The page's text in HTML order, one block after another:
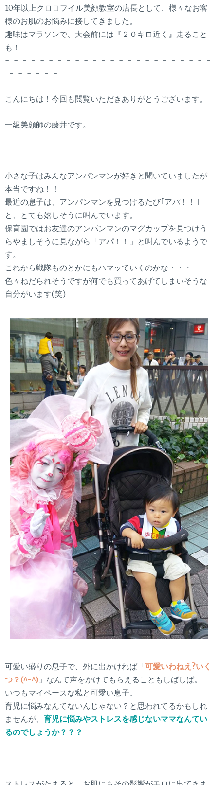
10年以上クロロフイル美顔教室の店長として、様々なお客
様のお肌のお悩みに接してきました。
趣味はマラソンで、大会前には『２０キロ近く』走ること
も！
-=-=-=-=-=-=-=-=-=-=-=-=-=-=-=-=-=-=-=-=-=-=-=-
=-=-=-=-=-=-=
こんにちは！今回も閲覧いただきありがとうございます。
一級美顔師の藤井です。
小さな子はみんなアンパンマンが好きと聞いていましたが
本当ですね！！
最近の息子は、アンパンマンを見つけるたび｢アパ！！｣
と、とても嬉しそうに叫んでいます。
保育園ではお友達のアンパンマンのマグカップを見つけう
らやましそうに見ながら「アパ！！」と叫んでいるようで
す。
これから戦隊ものとかにもハマッていくのかな・・・
色々ねだられそうですが何でも買ってあげてしまいそうな
自分がいます(笑)
可愛い盛りの息子で、外に出かければ「可愛いわねえ?いく
つ？(^-^) 」なんて声をかけてもらえることもしばしば。
いつもマイペースな私と可愛い息子。
育児に悩みなんてないんじゃない？と思われてるかもしれ
ませんが、 育児に悩みやストレスを感じないママなんてい
るのでしょうか？？？